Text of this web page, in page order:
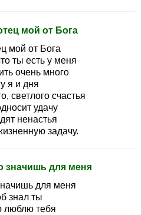
мой от Бога
мой от Бога
ты есть у меня
очень много
я и дня
светлого счастья
удачу
ненастья
задачу.
значишь для меня
для меня
знал ты
люблю тебя